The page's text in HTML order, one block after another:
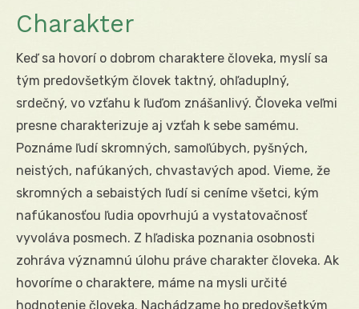
Charakter
Keď sa hovorí o dobrom charaktere človeka, myslí sa
tým predovšetkým človek taktný, ohľaduplný,
srdečný, vo vzťahu k ľuďom znášanlivý. Človeka veľmi
presne charakterizuje aj vzťah k sebe samému.
Poznáme ľudí skromných, samoľúbych, pyšných,
neistých, nafúkaných, chvastavých apod. Vieme, že
skromných a sebaistých ľudí si ceníme všetci, kým
nafúkanosťou ľudia opovrhujú a vystatovačnosť
vyvoláva posmech. Z hľadiska poznania osobnosti
zohráva významnú úlohu práve charakter človeka. Ak
hovoríme o charaktere, máme na mysli určité
hodnotenie človeka. Nachádzame ho predovšetkým